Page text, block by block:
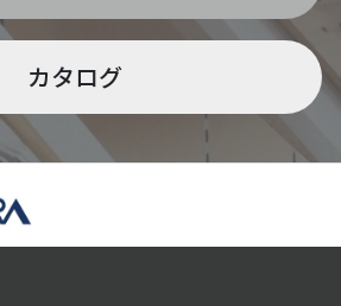
カタログ